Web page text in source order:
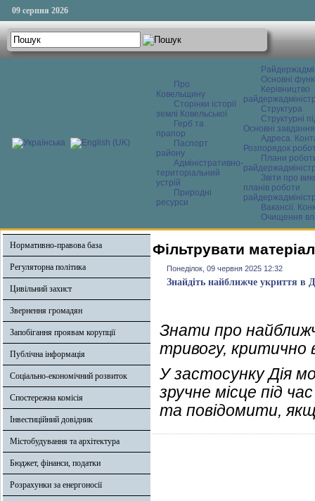
09 серпня 2026
Про
Ковельщину
Сторінки історії
землі Ковельської
Герб та
прапор
Паспорт
району
Адміністративно-
територіальний
устрій
Природні
ресурси
Основні
Керівництво
Структура
Структурні
Основні завдання
Адреса.
Розпорядок
Плани
Звіти про
планів роботи
Вакансії.
Очищення
Нормативно-правова база
Регуляторна політика
Цивільний захист
Звернення громадян
Запобігання проявам корупції
Публічна інформація
Соціально-економічний розвиток
Спостережна комісія
Інвестиційний довідник
Містобудування та архітектура
Бюджет, фінанси, податки
Розрахунки за енергоносії
Фільтрувати
Понеділок, 09 червня 2025 12:32
Знайдіть найближче укриття в
Знати про
тривогу, критично
У застосунку Дія
зручне місце під
та повідомити,